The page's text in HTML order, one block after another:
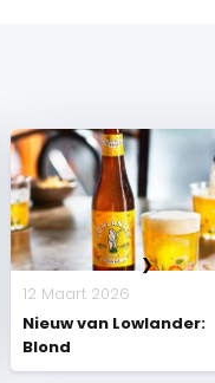
12 Maart 2026
Nieuw van Lowlander:
Blond